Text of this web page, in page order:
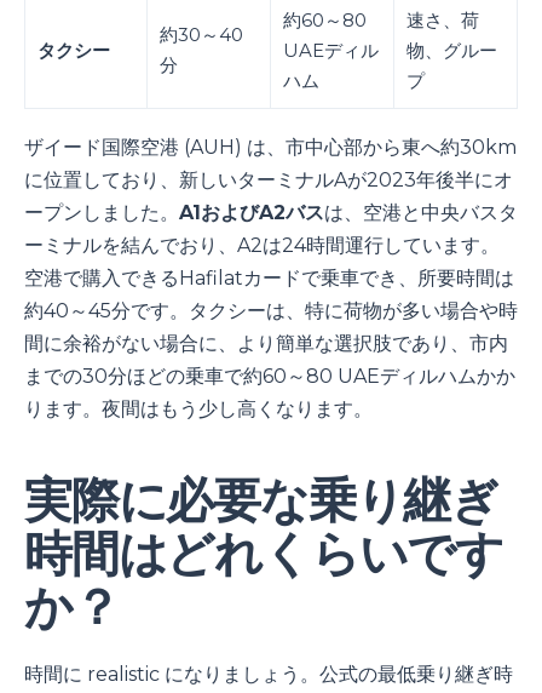
タクシー
約30～40
分
約60～80
UAEディル
ハム
速さ、荷
物、グルー
プ
ザイード国際空港 (AUH) は、市中心部から東へ約30km
に位置しており、新しいターミナルAが2023年後半にオ
ープンしました。 A1およびA2バスは、空港と中央バスタ
ーミナルを結んでおり、A2は24時間運行しています。
空港で購入できるHafilatカードで乗車でき、所要時間は
約40～45分です。タクシーは、特に荷物が多い場合や時
間に余裕がない場合に、より簡単な選択肢であり、市内
までの30分ほどの乗車で約60～80 UAEディルハムかか
ります。夜間はもう少し高くなります。
実際に必要な乗り継ぎ
時間はどれくらいです
か？
時間に realistic になりましょう。公式の最低乗り継ぎ時